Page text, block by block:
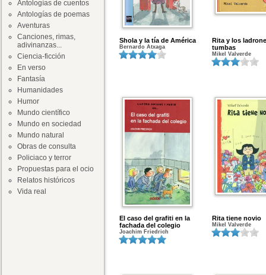
Antologías de cuentos
Antologías de poemas
Aventuras
Canciones, rimas,
adivinanzas...
Ciencia-ficción
En verso
Fantasía
Humanidades
Humor
Mundo científico
Mundo en sociedad
Mundo natural
Obras de consulta
Policiaco y terror
Propuestas para el ocio
Relatos históricos
Vida real
Shola y la tía de América
Bernardo Atxaga
Rita y los
tumbas
Mikel Valverde
El caso del grafiti en la
fachada del colegio
Joachim Friedrich
Rita tiene novio
Mikel Valverde